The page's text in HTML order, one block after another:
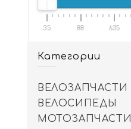
35 88 635
Категории
ВЕЛОЗАПЧАСТИ
ВЕЛОСИПЕДЫ
МОТОЗАПЧАСТИ